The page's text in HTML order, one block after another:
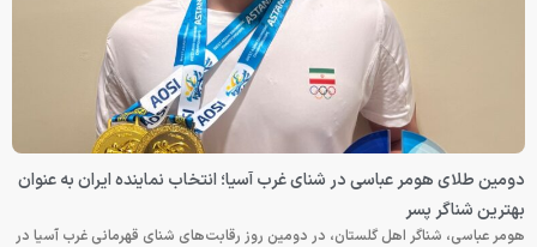
دومین طلای هومر عباسی در شنای غرب آسیا؛ انتخاب نماینده ایران به عنوان
بهترین شناگر پسر
هومر عباسی، شناگر اهل گلستان، در دومین روز رقابت‌های شنای قهرمانی غرب آسیا در